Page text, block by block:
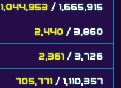
1,044,953 / 1,665,915
2,440 / 3,860
2,361 / 3,726
705,771 / 1,110,357